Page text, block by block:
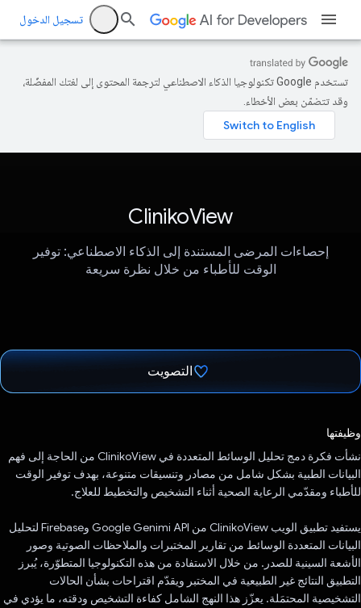
تسجيل الدخول
تستخدم Google تكنولوجيا الذكاء الاصطناعي لترجمة المحتوى إلى لغتك المفضّلة،
وقد تتضمّن بعض الأخطاء.
ClinikoView
إحصاءات المرضى المستندة إلى الذكاء الاصطناعي: توفير
الوقت للأطباء من خلال نظرة سريعة
التصويت
وظيفتها
نشأت فكرة دمج تحليل الوسائط المتعددة في ClinikoView من الحاجة إلى فهم
البيانات الطبية بشكل شامل من مصادر وتنسيقات متنوعة، بهدف توفير الوقت
للأطباء ومقدّمي الرعاية الصحية أثناء التشخيص والتخطيط للعلاج.
يستفيد تطبيق الويب ClinikoView من Google Genimi API وFirebase لتحليل
البيانات المتعددة الوسائط من تقارير المختبرات والملاحظات الصوتية وصور
الأشعة السينية للصدر. من خلال الاستفادة من هذه التكنولوجيا المتطوّرة، يُبرز
التطبيق النتائج غير الطبيعية في المختبر ويقدّم اقتراحات بشأن الحالات
التشخيصية المحتمَلة. يعزّز هذا النهج الشامل كفاءة التشخيص ودقته، ما يؤدي في